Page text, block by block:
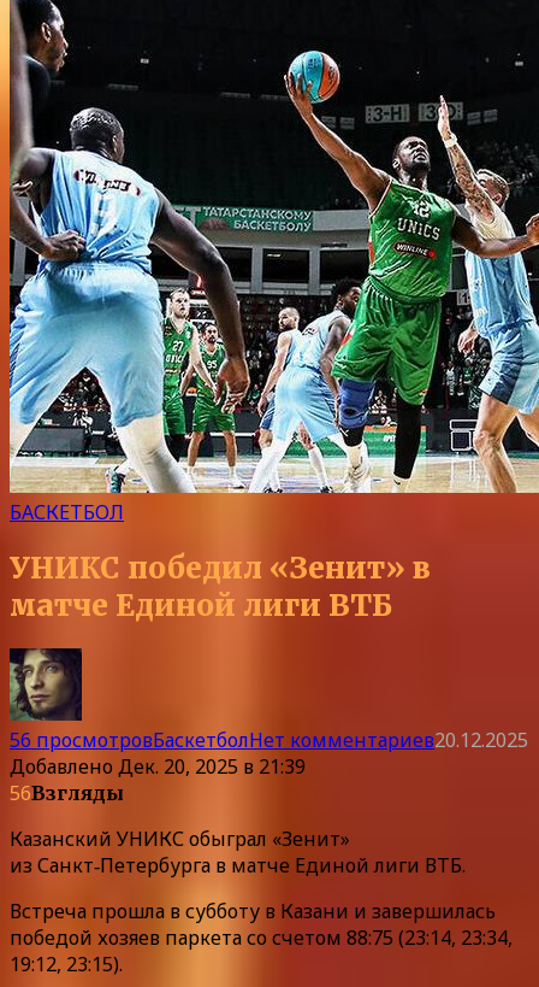
БАСКЕТБОЛ
УНИКС победил «Зенит» в
матче Единой лиги ВТБ
56 просмотровБаскетболНет комментариев20.12.2025
Добавлено Дек. 20, 2025 в 21:39
56Взгляды
Казанский УНИКС обыграл «Зенит»
из Санкт‑Петербурга в матче Единой лиги ВТБ.
Встреча прошла в субботу в Казани и завершилась
победой хозяев паркета со счетом 88:75 (23:14, 23:34,
19:12, 23:15).